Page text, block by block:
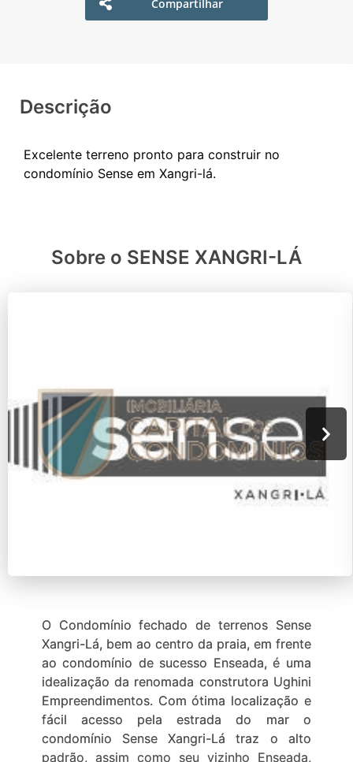
Compartilhar
Descrição
Excelente terreno pronto para construir no
Sobre o SENSE XANGRI-LÁ
O Condomínio fechado de terrenos Sense
Xangri-Lá, bem ao centro da praia, em frente
ao condomínio de sucesso Enseada, é uma
idealização da renomada construtora Ughini
Empreendimentos. Com ótima localização e
fácil acesso pela estrada do mar o
condomínio Sense Xangri-Lá traz o alto
padrão, assim como seu vizinho Enseada,